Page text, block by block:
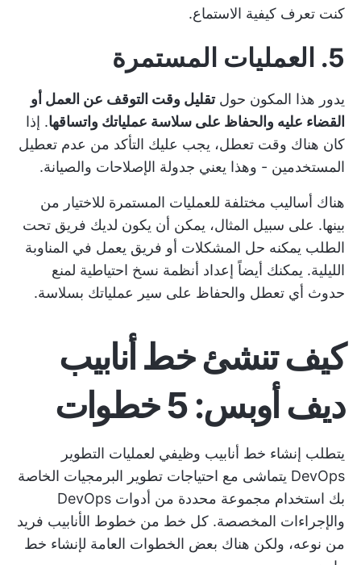
كنت تعرف كيفية الاستماع.
5. العمليات المستمرة
يدور هذا المكون حولتقليل وقت التوقف عن العمل أو
القضاء عليه والحفاظ على سلاسة عملياتك واتساقها. إذا
كان هناك وقت تعطل، يجب عليك التأكد من عدم تعطيل
المستخدمين - وهذا يعني جدولة الإصلاحات والصيانة.
هناك أساليب مختلفة للعمليات المستمرة للاختيار من
بينها. على سبيل المثال، يمكن أن يكون لديك فريق تحت
الطلب يمكنه حل المشكلات أو فريق يعمل في المناوبة
الليلية. يمكنك أيضاً إعداد أنظمة نسخ احتياطية لمنع
حدوث أي تعطل والحفاظ على سير عملياتك بسلاسة.
كيف تنشئ خط أنابيب
ديف أوبس: 5 خطوات
يتطلب إنشاء خط أنابيب وظيفي لعمليات التطوير
DevOps يتماشى مع احتياجات تطوير البرمجيات الخاصة
بك استخدام مجموعة محددة من أدوات DevOps
والإجراءات المخصصة. كل خط من خطوط الأنابيب فريد
من نوعه، ولكن هناك بعض الخطوات العامة لإنشاء خط